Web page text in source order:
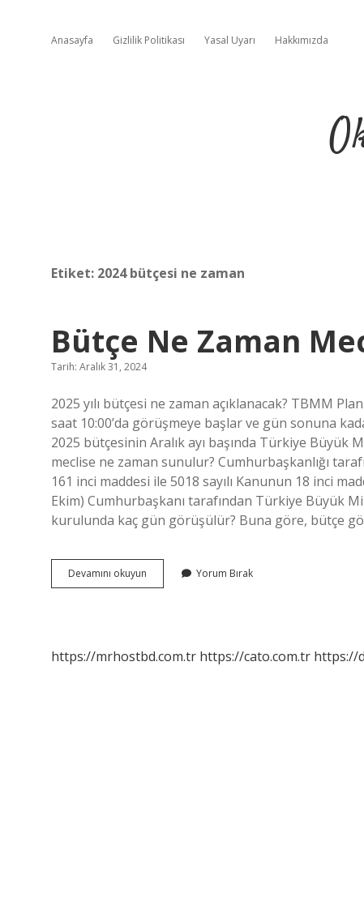
Anasayfa Gizlilik Politikası Yasal Uyarı Hakkımızda
Etiket: 2024 bütçesi ne zaman
Bütçe Ne Zaman
Tarih: Aralık 31, 2024
2025 yılı bütçesi ne zaman açıklanacak? TBMM
saat 10:00’da görüşmeye başlar ve gün sonuna
2025 bütçesinin Aralık ayı başında Türkiye Büyük
meclise ne zaman sunulur? Cumhurbaşkanlığı
161 inci maddesi ile 5018 sayılı Kanunun 18 inci
Ekim) Cumhurbaşkanı tarafından Türkiye Büyük
kurulunda kaç gün görüşülür? Buna göre, bütçe
Devamını okuyun
Ne
Yorum Bırak
https://mrhostbd.com.tr https://cato.com.tr https://